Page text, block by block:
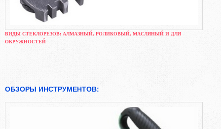
ВИДЫ СТЕКЛОРЕЗОВ: АЛМАЗНЫЙ, РОЛИКОВЫЙ, МАСЛЯНЫЙ И ДЛЯ
ОКРУЖНОСТЕЙ
ОБЗОРЫ ИНСТРУМЕНТОВ: